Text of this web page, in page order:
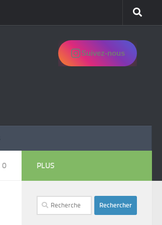
Suivez-nous
0 PLUS
Rechercher :